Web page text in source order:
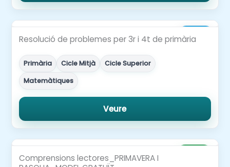
4,00€
Resolució de problemes per 3r i 4t de primària
Primària Cicle Mitjà
Cicle Superior
Matemàtiques
Veure
Comprensions lectores_PRIMAVERA I